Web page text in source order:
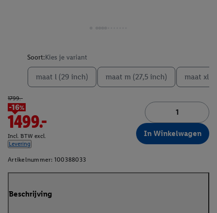
Soort:Kies je variant
maat l (29 inch) maat m (27,5 inch) maat xl
1799.-
-16%
1499.-
Incl. BTW excl.
Levering
In Winkelwagen
Artikelnummer: 100388033
Beschrijving